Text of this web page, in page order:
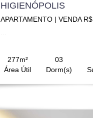
HIGIENÓPOLIS
APARTAMENTO | VENDA
277m²
Área Útil
03
Dorm(s)